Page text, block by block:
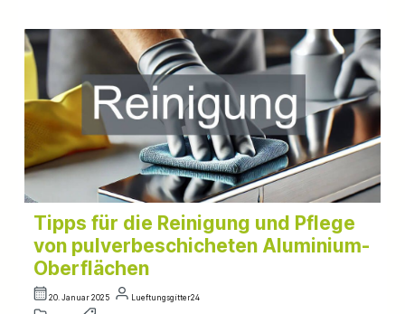
Tipps für die Reinigung und Pflege
von pulverbeschicheten Aluminium-
Oberflächen
20. Januar 2025 Lueftungsgitter24